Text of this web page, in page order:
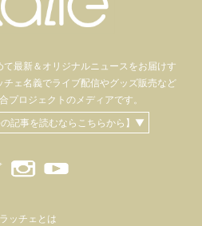
て最新＆オリジナルニュースをお届けす
チェ名義でライブ配信やグッズ販売など
プロジェクトのメディアです。
記事を読むならこちらから】▼
ッチェとは